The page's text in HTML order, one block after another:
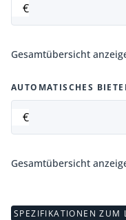
€
Gesamtübersicht
AUTOMATISCHES
€
Gesamtübersicht
SPEZIFIKATIONEN ZUM